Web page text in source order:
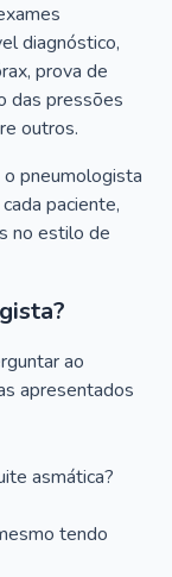
diagnóstico,
prova de
das pressões
outros.
pneumologista
paciente,
no estilo de
ao
apresentados
asmática?
tendo